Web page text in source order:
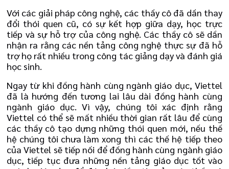
Với các giải pháp công nghệ, các thầy cô đã dần thay
đổi thói quen cũ, có sự kết hợp giữa dạy, học trực
tiếp và sự hỗ trợ của công nghệ. Các thầy cô sẽ dần
nhận ra rằng các nền tảng công nghệ thực sự đã hỗ
trợ họ rất nhiều trong công tác giảng dạy và đánh giá
học sinh.
Ngay từ khi đồng hành cùng ngành giáo dục, Viettel
đã là hướng đến tương lai lâu dài đồng hành cùng
ngành giáo dục. Vì vậy, chúng tôi xác định rằng
Viettel có thể sẽ mất nhiều thời gian rất lâu để cùng
các thầy cô tạo dựng những thói quen mới, nếu thế
hệ chúng tôi chưa làm xong thì các thế hệ tiếp theo
của Viettel sẽ tiếp nối để đồng hành cùng ngành giáo
dục, tiếp tục đưa những nền tảng giáo dục tốt vào